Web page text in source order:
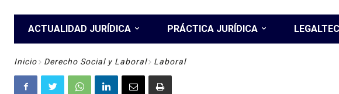
ACTUALIDAD JURÍDICA PRÁCTICA JURÍDICA
Inicio Derecho Social y Laboral Laboral